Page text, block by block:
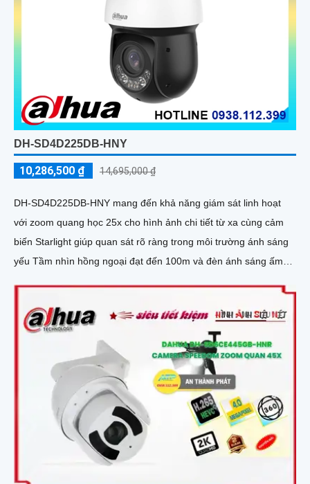
DH-SD4D225DB-HNY
10,286,500 ₫ 14,695,000 ₫
DH-SD4D225DB-HNY mang đến khả năng giám sát linh hoạt
với zoom quang học 25x cho hình ảnh chi tiết từ xa cùng cảm
biến Starlight giúp quan sát rõ ràng trong môi trường ánh sáng
yếu Tầm nhìn hồng ngoại đạt đến 100m và đèn ánh sáng ấm